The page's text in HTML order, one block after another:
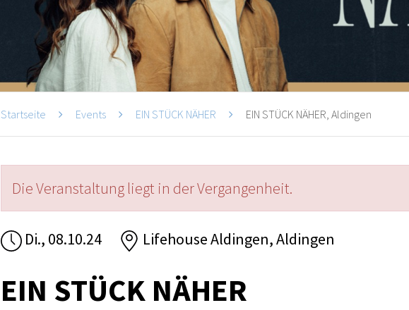
Startseite Events EIN STÜCK NÄHER EIN STÜCK NÄHER, Aldingen
Die Veranstaltung liegt in der Vergangenheit.
Di., 08.10.24 Lifehouse Aldingen, Aldingen
EIN STÜCK NÄHER